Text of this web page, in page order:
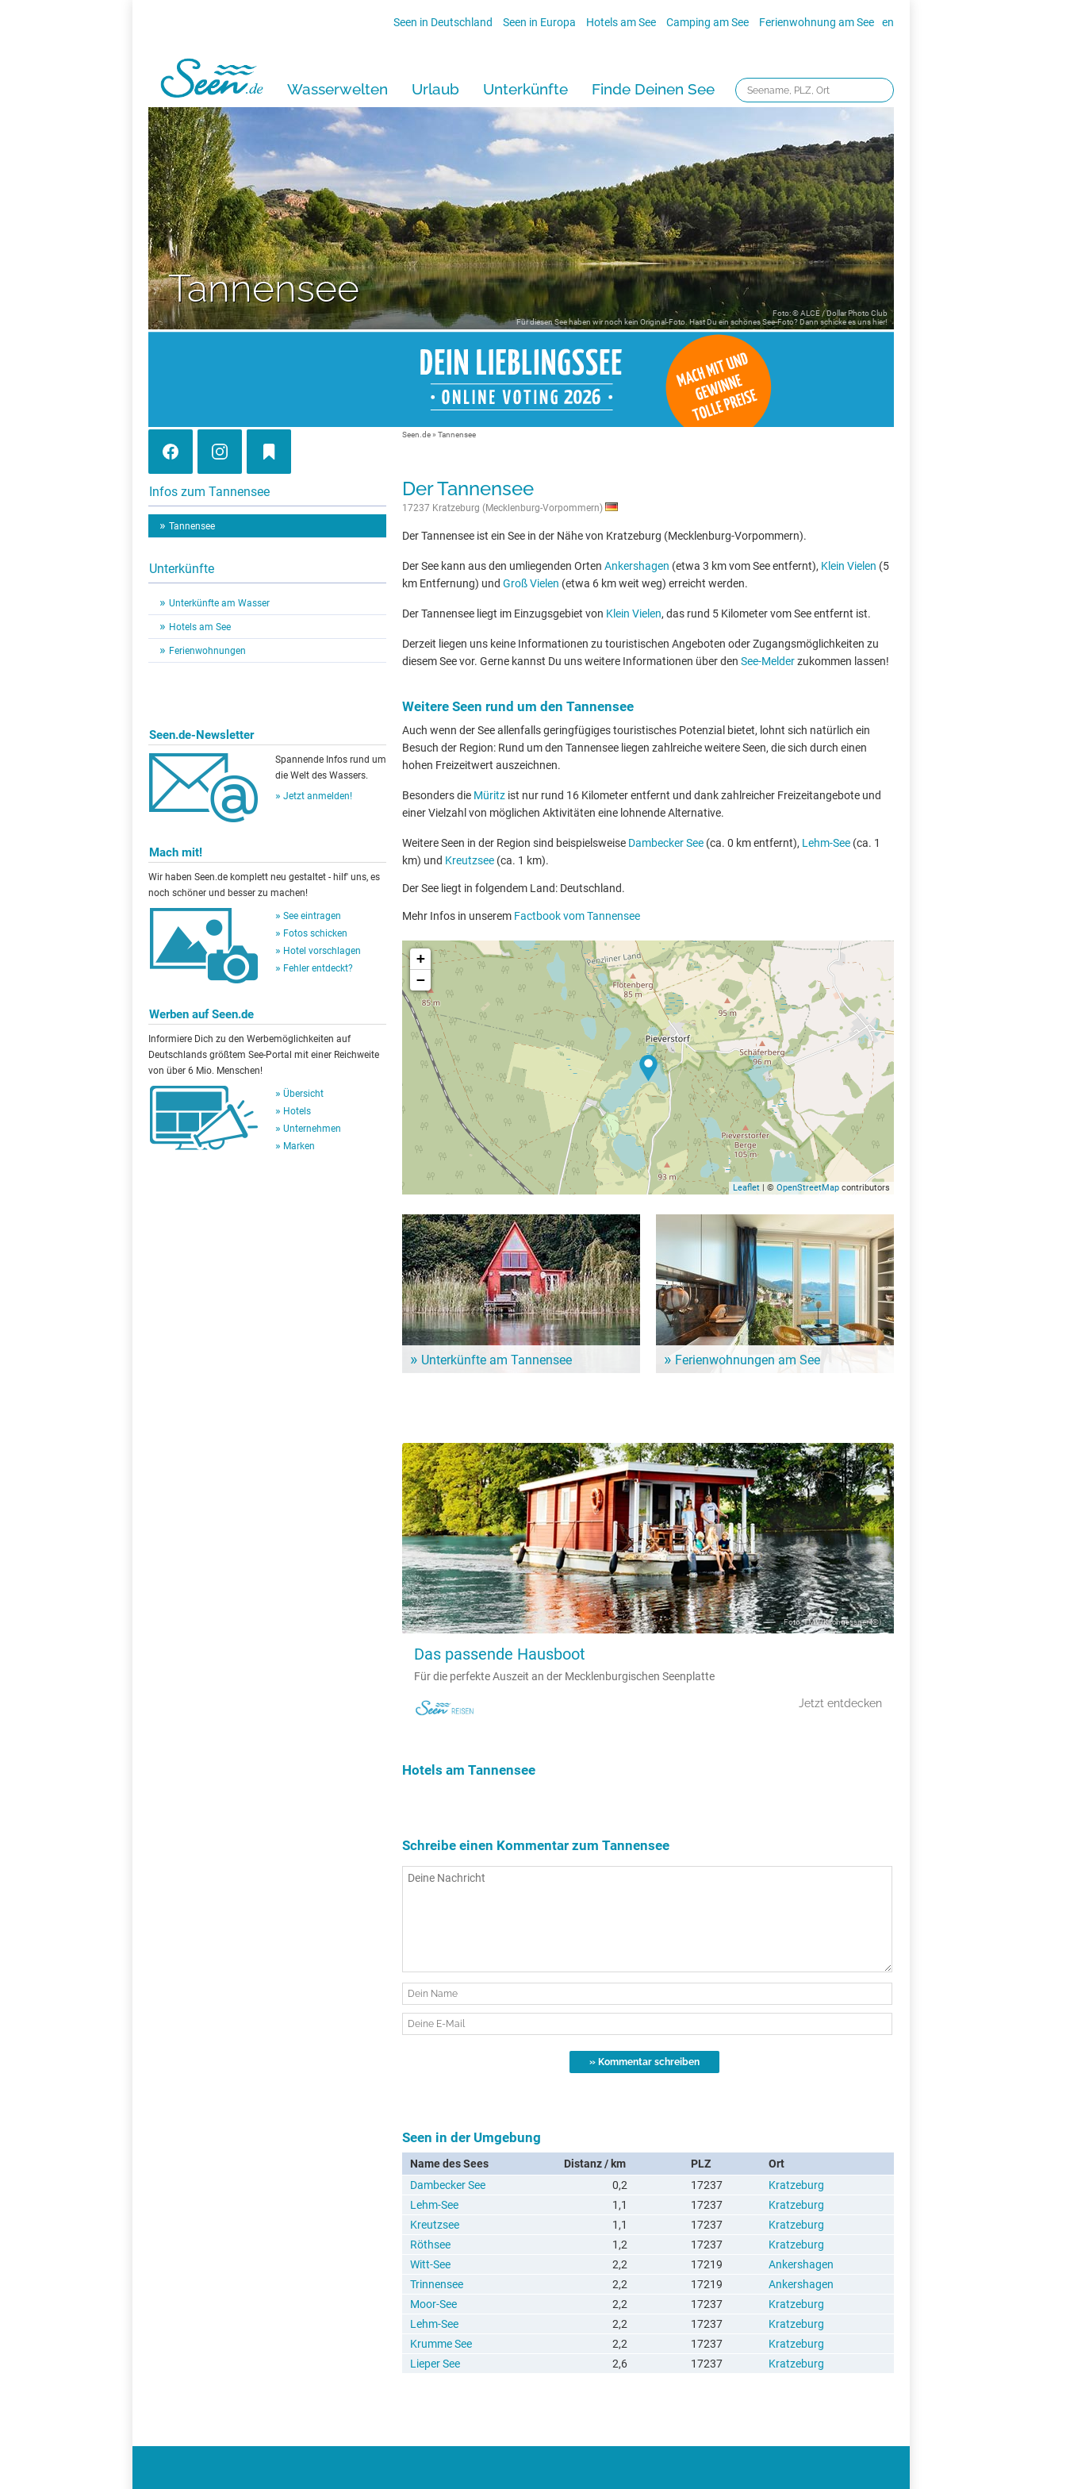
Seen in Deutschland Seen in Europa Hotels am See Camping am See Ferienwohnung am See en
Wasserwelten Urlaub Unterkünfte Finde Deinen See
Tannensee
Foto: © ALCE / Dollar Photo Club
Für diesen See haben wir noch kein Original-Foto. Hast Du ein schönes See-Foto? Dann schicke es uns hier!
Infos zum Tannensee
Tannensee
Unterkünfte
Unterkünfte am Wasser
Hotels am See
Ferienwohnungen
Seen.de-Newsletter
Spannende Infos rund um
die Welt des Wassers.
Jetzt anmelden!
Mach mit!
Wir haben Seen.de komplett neu gestaltet - hilf' uns, es
noch schöner und besser zu machen!
See eintragen
Fotos schicken
Hotel vorschlagen
Fehler entdeckt?
Werben auf Seen.de
Informiere Dich zu den Werbemöglichkeiten auf
Deutschlands größtem See-Portal mit einer Reichweite
von über 6 Mio. Menschen!
Übersicht
Hotels
Unternehmen
Marken
Seen.de» Tannensee
Der Tannensee
17237 Kratzeburg (Mecklenburg-Vorpommern)
Der Tannensee ist ein See in der Nähe von Kratzeburg (Mecklenburg-Vorpommern).
Der See kann aus den umliegenden Orten Ankershagen (etwa 3 km vom See entfernt), Klein Vielen (5
km Entfernung) und Groß Vielen (etwa 6 km weit weg) erreicht werden.
Der Tannensee liegt im Einzugsgebiet von Klein Vielen, das rund 5 Kilometer vom See entfernt ist.
Derzeit liegen uns keine Informationen zu touristischen Angeboten oder Zugangsmöglichkeiten zu
diesem See vor. Gerne kannst Du uns weitere Informationen über den See-Melderzukommen lassen!
Weitere Seen rund um den Tannensee
Auch wenn der See allenfalls geringfügiges touristisches Potenzial bietet, lohnt sich natürlich ein
Besuch der Region: Rund um den Tannensee liegen zahlreiche weitere Seen, die sich durch einen
hohen Freizeitwert auszeichnen.
Besonders die Müritz ist nur rund 16 Kilometer entfernt und dank zahlreicher Freizeitangebote und
einer Vielzahl von möglichen Aktivitäten eine lohnende Alternative.
Weitere Seen in der Region sind beispielsweise Dambecker See (ca. 0 km entfernt), Lehm-See (ca. 1
km) und Kreutzsee (ca. 1 km).
Der See liegt in folgendem Land: Deutschland.
Mehr Infos in unserem Factbook vom Tannensee
+
−
Leaflet | © OpenStreetMap contributors
Unterkünfte am Tannensee Ferienwohnungen am See
Foto: TMV/Kirchgessner (©)
Das passende Hausboot
Für die perfekte Auszeit an der Mecklenburgischen Seenplatte
Jetzt entdecken
Hotels am Tannensee
Schreibe einen Kommentar zum Tannensee
Seen in der Umgebung
Name des Sees Distanz / km PLZ
Ort
Dambecker See
0,2 17237
Kratzeburg
Lehm-See
1,1 17237
Kratzeburg
Kreutzsee
1,1 17237
Kratzeburg
Röthsee
1,2 17237
Kratzeburg
Witt-See
2,2 17219
Ankershagen
Trinnensee
2,2 17219
Ankershagen
Moor-See
2,2 17237
Kratzeburg
Lehm-See
2,2 17237
Kratzeburg
Krumme See
2,2 17237
Kratzeburg
Lieper See
2,6 17237 Kratzeburg